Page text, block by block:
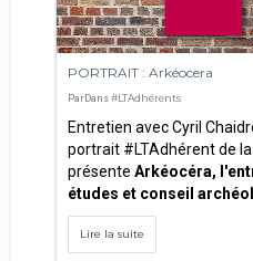
PORTRAIT : Arkéocera
ParDans #LTAdhérents
Entretien avec Cyril
portrait #LTAdhérent de
présente Arkéocéra,
études et conseil
Lire la suite